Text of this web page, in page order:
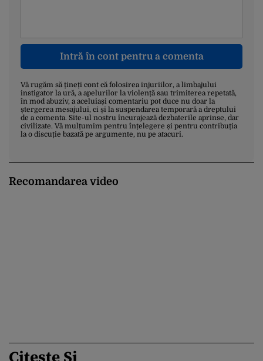
Intră în cont pentru a comenta
Vă rugăm să țineți cont că folosirea injuriilor, a limbajului
instigator la ură, a apelurilor la violență sau trimiterea repetată,
în mod abuziv, a aceluiași comentariu pot duce nu doar la
ștergerea mesajului, ci și la suspendarea temporară a dreptului
de a comenta. Site-ul nostru încurajează dezbaterile aprinse, dar
civilizate. Vă mulțumim pentru înțelegere și pentru contribuția
la o discuție bazată pe argumente, nu pe atacuri.
Recomandarea video